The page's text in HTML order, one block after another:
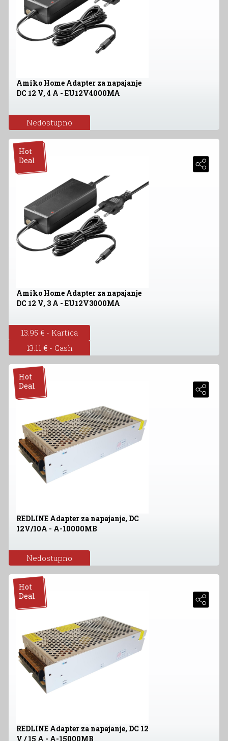
Amiko Home Adapter za napajanje
DC 12 V, 4 A - EU12V4000MA
Nedostupno
Hot
Deal
Amiko Home Adapter za napajanje
DC 12 V, 3 A - EU12V3000MA
13.95 € - Kartica
13.11 € - Cash
Hot
Deal
REDLINE Adapter za napajanje, DC
12V/10A - A-10000MB
Nedostupno
Hot
Deal
REDLINE Adapter za napajanje, DC 12
V / 15 A - A-15000MB